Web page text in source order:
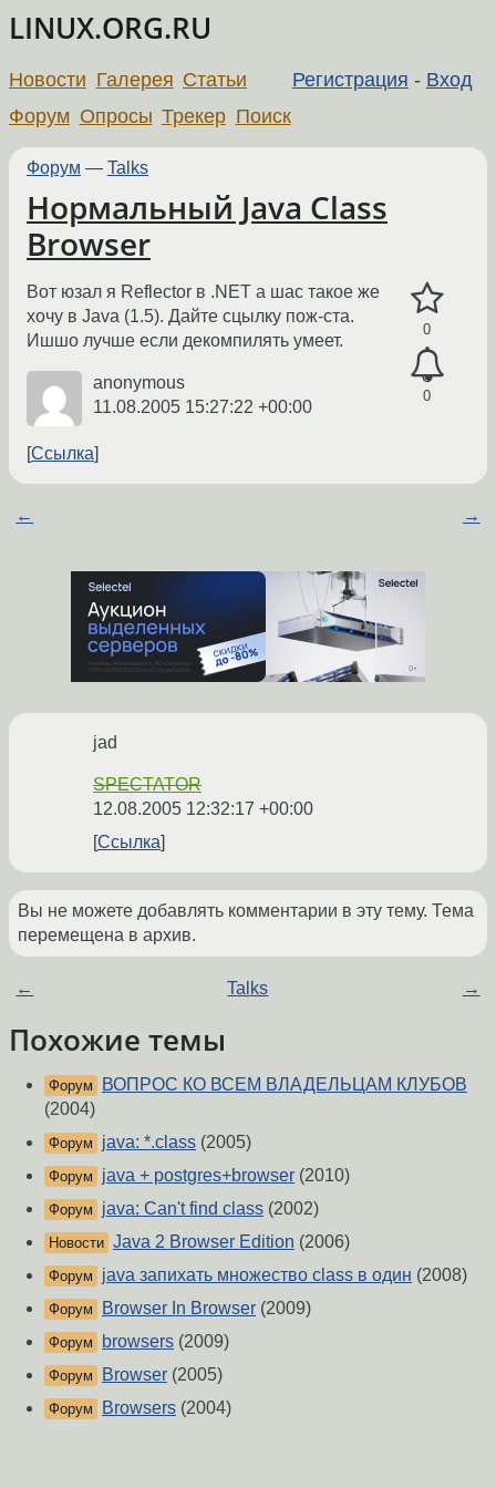
LINUX.ORG.RU
Регистрация - Вход
Новости Галерея Статьи
Форум Опросы Трекер Поиск
Форум — Talks
Нормальный Java Class
Browser
0
0
Вот юзал я Reflector в .NET а шас такое же
хочу в Java (1.5). Дайте сцылку пож-ста.
Ишшо лучше если декомпилять умеет.
anonymous
11.08.2005 15:27:22 +00:00
Ссылка
← →
jad
SPECTATOR
12.08.2005 12:32:17 +00:00
Ссылка
Вы не можете добавлять комментарии в эту тему. Тема
перемещена в архив.
← Talks →
Похожие темы
Форум
ВОПРОС КО ВСЕМ ВЛАДЕЛЬЦАМ КЛУБОВ
(2004)
Форум java: *.class (2005)
Форум java + postgres+browser (2010)
Форум java: Can't find class (2002)
Новости Java 2 Browser Edition (2006)
Форум java запихать множество class в один (2008)
Форум Browser In Browser (2009)
Форум browsers (2009)
Форум Browser (2005)
Форум Browsers (2004)